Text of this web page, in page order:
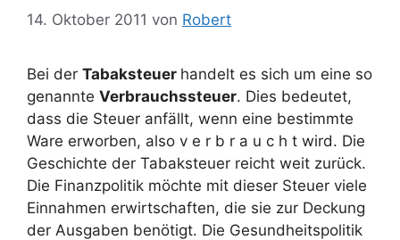
14. Oktober 2011 von Robert
Bei der Tabaksteuer handelt es sich um eine so
genannte Verbrauchssteuer. Dies bedeutet,
dass die Steuer anfällt, wenn eine bestimmte
Ware erworben, also v e r b r a u c h t wird. Die
Geschichte der Tabaksteuer reicht weit zurück.
Die Finanzpolitik möchte mit dieser Steuer viele
Einnahmen erwirtschaften, die sie zur Deckung
der Ausgaben benötigt. Die Gesundheitspolitik